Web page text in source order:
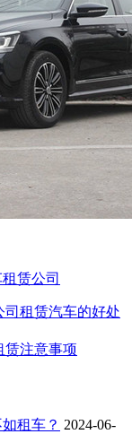
赁公司
司租赁汽车的好处
赁注意事项
租车？ 2024-06-